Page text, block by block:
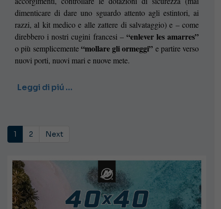
dimenticare di dare uno sguardo attento agli estintori, ai
razzi, al kit medico e alle zattere di salvataggio) e – come
direbbero i nostri cugini francesi – “enlever les amarres”
o più semplicemente“mollare gli ormeggi” e partire verso
nuovi porti, nuovi mari e nuove mete.
Leggi di piú …
1 2 Next